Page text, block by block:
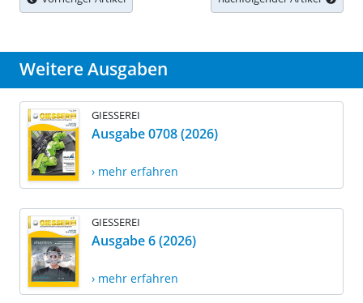
Weitere Ausgaben
GIESSEREI
Ausgabe 0708 (2026)
› mehr erfahren
GIESSEREI
Ausgabe 6 (2026)
› mehr erfahren